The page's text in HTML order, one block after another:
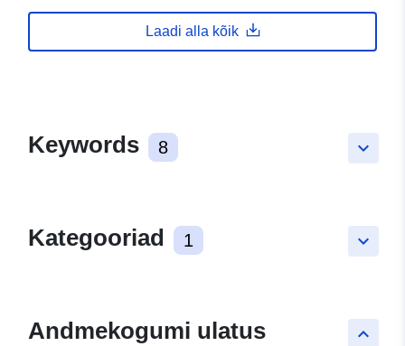
Laadi alla kõik
keyboard_arrow_down
Keywords 8
keyboard_arrow_down
Kategooriad 1
keyboard_arrow_up
Andmekogumi ulatus